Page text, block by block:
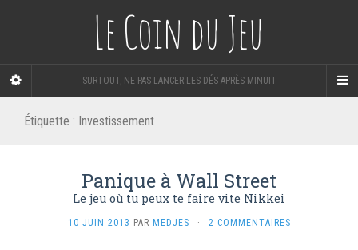
Le Coin du Jeu
SURTOUT, NE PAS LANCER LES DÉS APRÈS MINUIT
Étiquette : Investissement
Panique à Wall Street
Le jeu où tu peux te faire vite Nikkei
10 JUIN 2013 PAR MEDJES · 2 COMMENTAIRES